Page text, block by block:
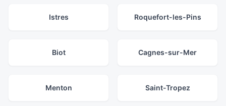
Istres Roquefort-les-Pins
Biot Cagnes-sur-Mer
Menton Saint-Tropez